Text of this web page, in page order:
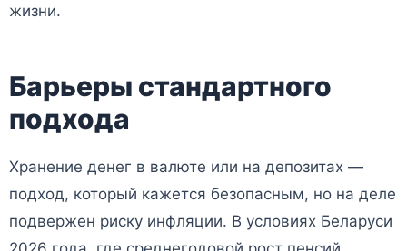
жизни.
Барьеры стандартного
подхода
Хранение денег в валюте или на депозитах —
подход, который кажется безопасным, но на деле
подвержен риску инфляции. В условиях Беларуси